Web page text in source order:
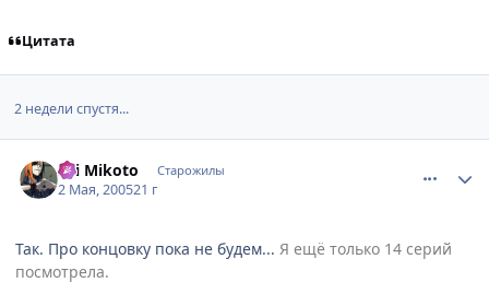
Цитата
2 недели спустя...
Sei Mikoto Старожилы
2 Мая, 200521 г
Так. Про концовку пока не будем... Я ещё только 14 серий
посмотрела.